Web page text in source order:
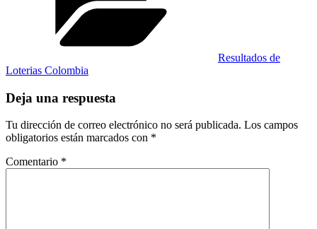
Resultados de
Loterias Colombia
Deja una respuesta
Tu dirección de correo electrónico no será publicada. Los campos
obligatorios están marcados con *
Comentario *